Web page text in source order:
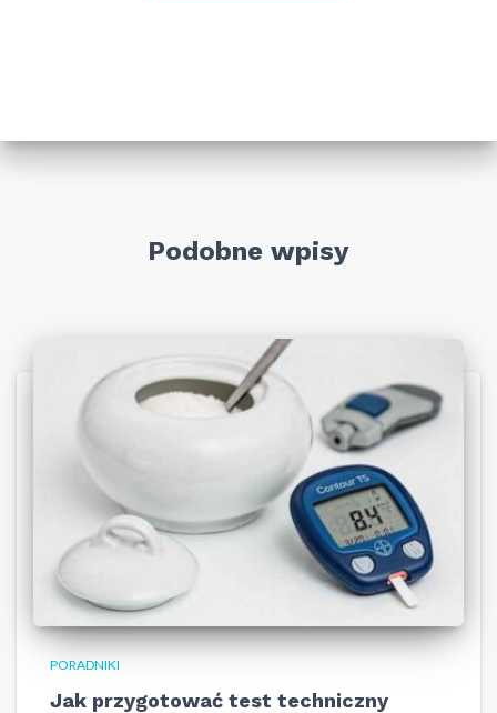
Podobne wpisy
PORADNIKI
Jak przygotować test techniczny